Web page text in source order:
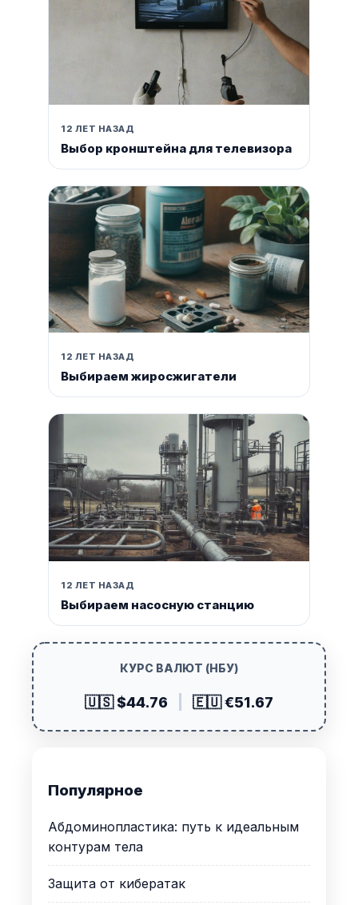
12 ЛЕТ НАЗАД
Выбор кронштейна для телевизора
12 ЛЕТ НАЗАД
Выбираем жиросжигатели
12 ЛЕТ НАЗАД
Выбираем насосную станцию
КУРС ВАЛЮТ (НБУ)
🇺🇸 $44.76 🇪🇺 €51.67
Популярное
Абдоминопластика: путь к идеальным
контурам тела
Защита от кибератак